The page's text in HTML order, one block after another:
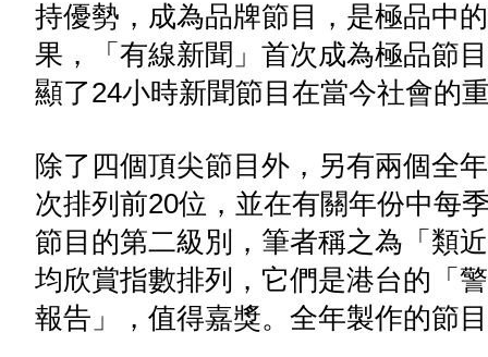
持優勢，成為品牌節目，是極品中
果，「有線新聞」首次成為極品節
顯了24小時新聞節目在當今社會的
除了四個頂尖節目外，另有兩個全
次排列前20位，並在有關年份中每
節目的第二級別，筆者稱之為「類
均欣賞指數排列，它們是港台的「
報告」，值得嘉獎。全年製作的節